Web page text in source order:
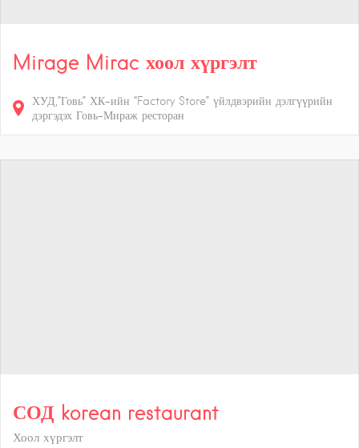
Mirage Mirac хоол хүргэлт
ХУД,”Говь” ХК-ийн “Factory Store” үйлдвэрийн дэлгүүрийн
дэргэдэх Говь-Мираж ресторан
СОД korean restaurant
Хоол хүргэлт